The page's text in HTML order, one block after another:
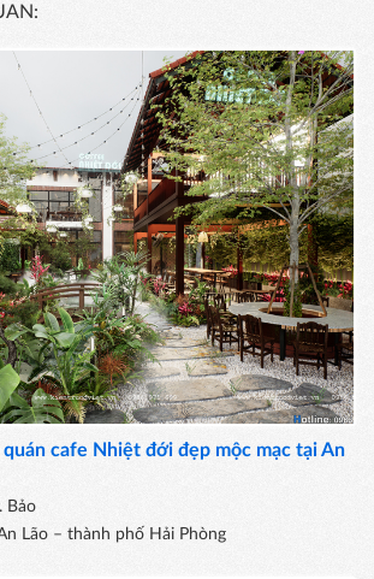
cafe Nhiệt đới đẹp mộc mạc tại An
Bảo
Lão – thành phố Hải Phòng